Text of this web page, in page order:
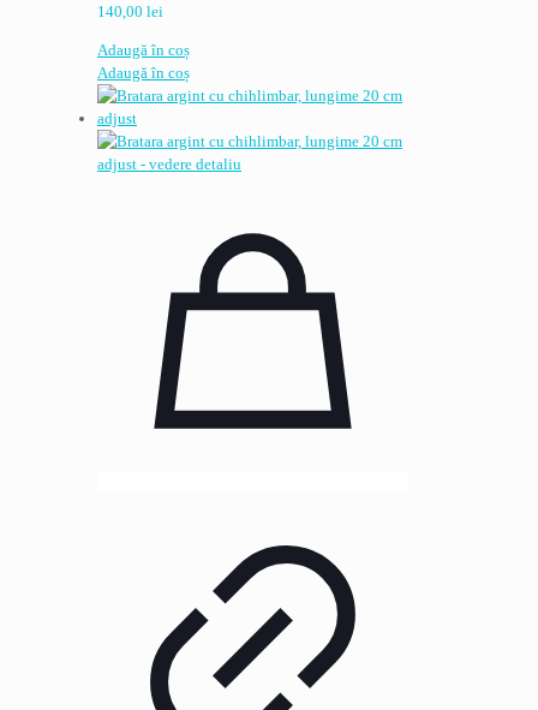
140,00 lei
Adaugă în coș
Adaugă în coș